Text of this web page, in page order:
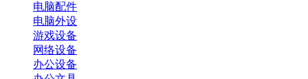
电脑配件
电脑外设
游戏设备
网络设备
办公设备